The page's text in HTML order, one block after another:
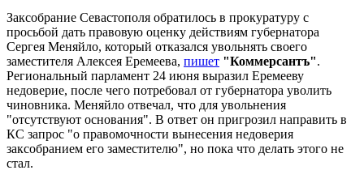
Заксобрание Севастополя обратилось в прокуратуру с
просьбой дать правовую оценку действиям губернатора
Сергея Меняйло, который отказался увольнять своего
заместителя Алексея Еремеева, пишет "Коммерсантъ".
Региональный парламент 24 июня выразил Еремееву
недоверие, после чего потребовал от губернатора уволить
чиновника. Меняйло отвечал, что для увольнения
"отсутствуют основания". В ответ он пригрозил направить в
КС запрос "о правомочности вынесения недоверия
заксобранием его заместителю", но пока что делать этого не
стал.